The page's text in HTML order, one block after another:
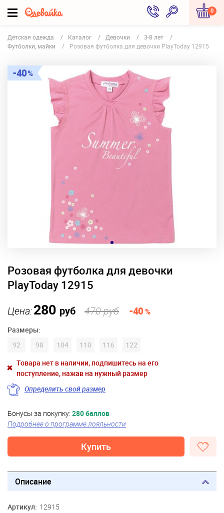
0
Детская одежда Каталог Девочки
3-8 лет
Футболки, майки
Розовая футболка для девочки PlayToday 12915
40
Розовая футболка для девочки
PlayToday 12915
Цена:280 руб 470 руб -40%
Размеры:
92
98 104 110 116
122
Товара нет в наличии, подпишитесь на его
поступление, нажав на нужный размер
Определить свой размер
Бонусы за покупку: 280 баллов
Подробнее о программе лояльности
Купить
Описание
Артикул: 12915